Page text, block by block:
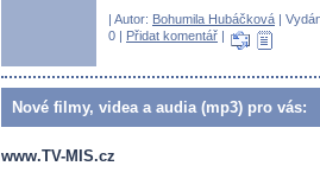
| Autor: Bohumila Hubáčková |
0 | Přidat komentář |
Nové filmy, videa a audia (mp3) pro vás:
www.TV-MIS.cz